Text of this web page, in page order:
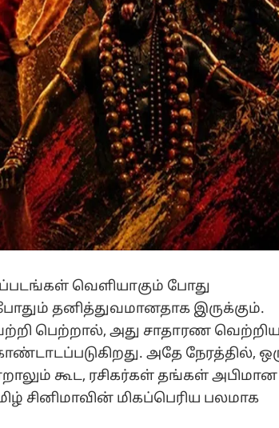
வெளியாகும் போது
தனித்துவமானதாக இருக்கும்.
பெற்றால், அது சாதாரண
அதே நேரத்தில்,
கூட, ரசிகர்கள் தங்கள் அபிமான
சினிமாவின் மிகப்பெரிய பலமாக